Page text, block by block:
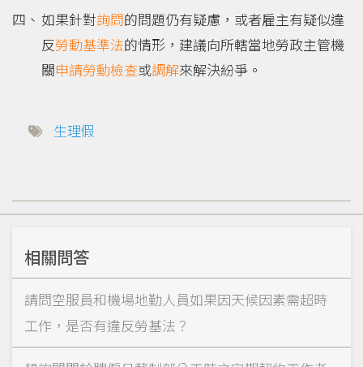
如果針對詢問的問題仍有疑慮，或者雇主有疑似違
反勞動基準法的情形，建議向所轄當地勞政主管機
關申請勞動檢查或調解來解決紛爭。
生理假
相關問答
請問空服員和機場地勤人員如果因天候因素需超時
工作，是否有違反勞基法？